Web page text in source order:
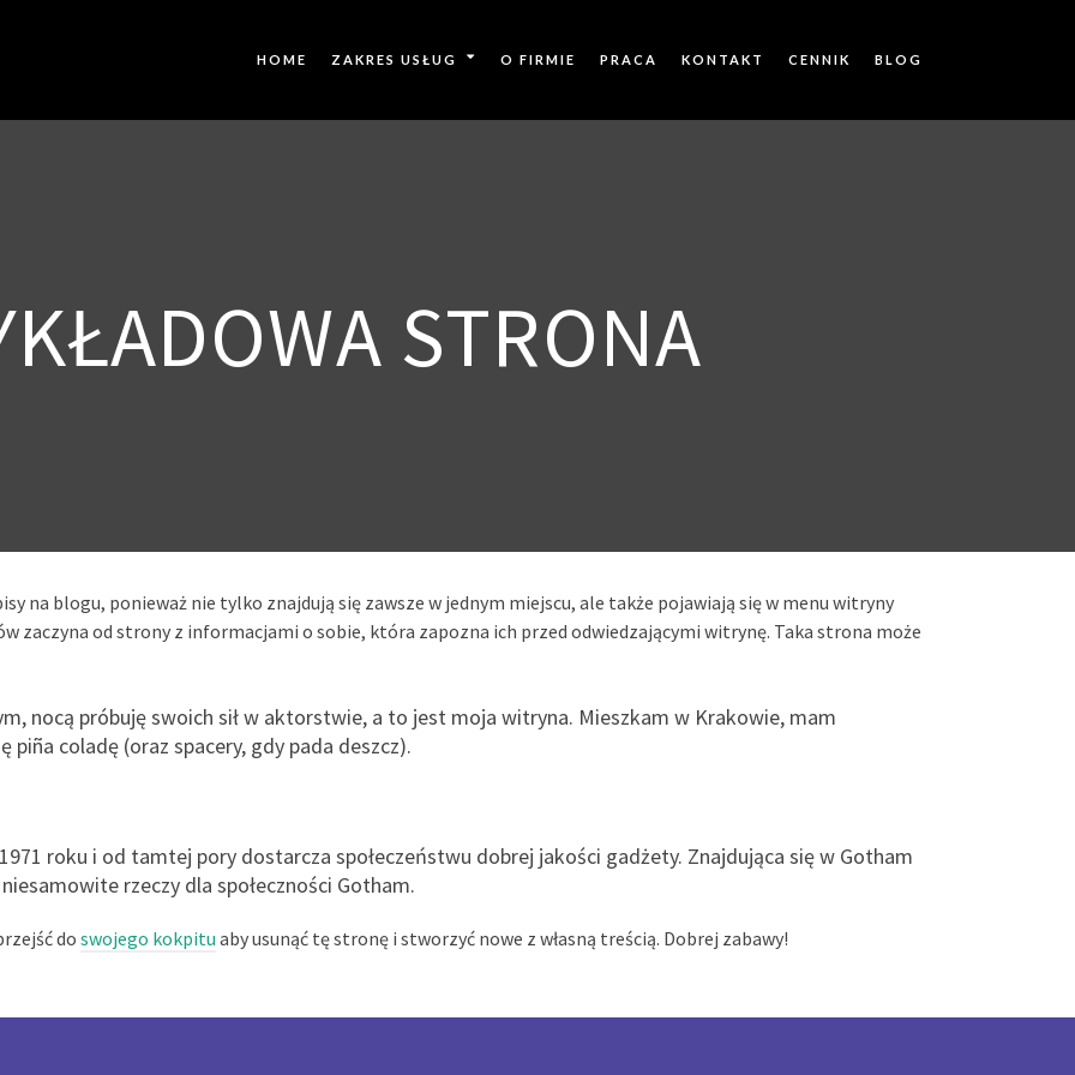
HOME ZAKRES USŁUG O FIRMIE PRACA KONTAKT CENNIK BLOG
STRONA
na blogu, ponieważ nie tylko znajdują się zawsze w jednym miejscu, ale także pojawiają się w menu witryny
zaczyna od strony z informacjami o sobie, która zapozna ich przed odwiedzającymi witrynę. Taka strona może
nocą próbuję swoich sił w aktorstwie, a to jest moja witryna. Mieszkam w Krakowie, mam
piña coladę (oraz spacery, gdy pada deszcz).
roku i od tamtej pory dostarcza społeczeństwu dobrej jakości gadżety. Znajdująca się w Gotham
rzeczy dla społeczności Gotham.
do swojego kokpitu aby usunąć tę stronę i stworzyć nowe z własną treścią. Dobrej zabawy!